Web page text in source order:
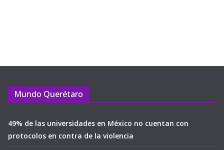
Mundo Querétaro
49% de las universidades en México no cuentan con
protocolos en contra de la violencia